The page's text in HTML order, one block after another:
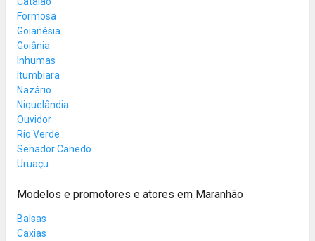
Formosa
Goianésia
Goiânia
Inhumas
Itumbiara
Nazário
Niquelândia
Ouvidor
Rio Verde
Senador Canedo
Uruaçu
Modelos e promotores e atores em Maranhão
Balsas
Caxias